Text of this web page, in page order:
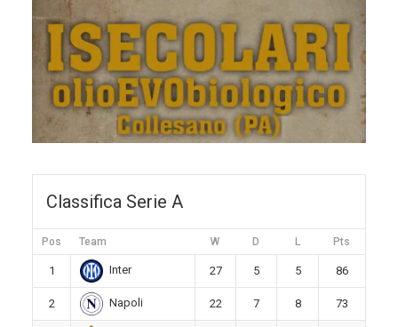
Classifica Serie A
Pos Team W D L Pts
1 Inter 27 5 5 86
2 Napoli 22 7 8 73